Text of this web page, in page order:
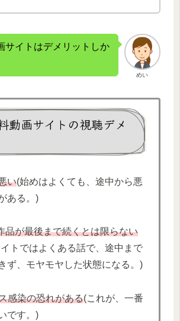
めい
サイトはデメリットしか
動画サイトの視聴デメ
い(始めはよくても、途中から悪
ある。)
品が最後まで続くとは限らない
トではよくある話で、途中まで
ず、モヤモヤした状態になる。)
感染の恐れがある(これが、一番
です。)